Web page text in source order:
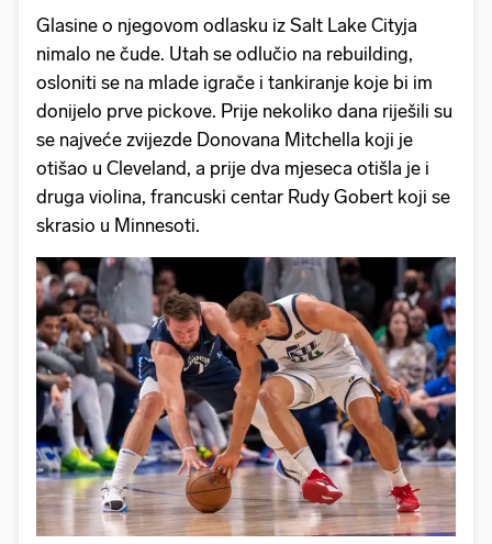
Glasine o njegovom odlasku iz Salt Lake Cityja
nimalo ne čude. Utah se odlučio na rebuilding,
osloniti se na mlade igrače i tankiranje koje bi im
donijelo prve pickove. Prije nekoliko dana riješili su
se najveće zvijezde Donovana Mitchella koji je
otišao u Cleveland, a prije dva mjeseca otišla je i
druga violina, francuski centar Rudy Gobert koji se
skrasio u Minnesoti.